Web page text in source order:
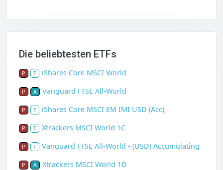
Die beliebtesten ETFs
P T iShares Core MSCI World
P A Vanguard FTSE All-World
P T iShares Core MSCI EM IMI USD (Acc)
P T Xtrackers MSCI World 1C
P T Vanguard FTSE All-World - (USD) Accumulating
P A Xtrackers MSCI World 1D